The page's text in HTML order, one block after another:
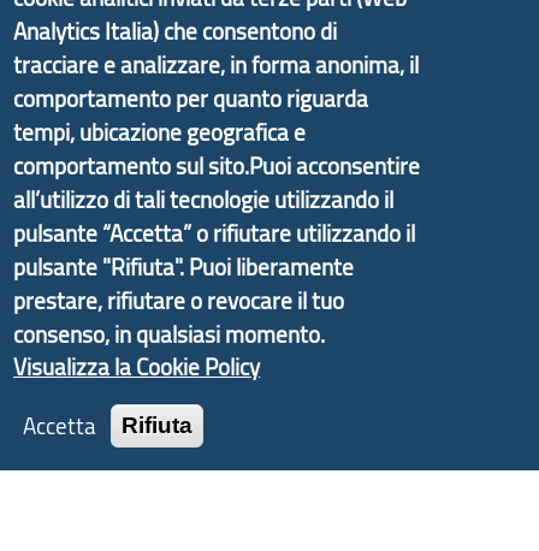
di Genova Città Metropolitana si è sviluppato a
partire dal progetto nazionale Aree Interne
promosso dal Dipartimento per lo Sviluppo
Economico e finalizzato al rilancio socio-economico
delle valli dell’entroterra. In particolare fornisce
informazioni ed aggiornamenti sullaStrategia
d'Area Antola-Tigullio, in collaborazione con Regione
Liguria ed ANCI Liguria.
Copyright © 2017 Città metropolitana di Genova |
CF: 80007350103
Tecnologie e Accessibilità
Analytics Italia) che consentono di
tracciare e analizzare, in forma anonima, il
comportamento per quanto riguarda
tempi, ubicazione geografica e
comportamento sul sito.Puoi acconsentire
all’utilizzo di tali tecnologie utilizzando il
pulsante “Accetta” o rifiutare utilizzando il
pulsante "Rifiuta". Puoi liberamente
prestare, rifiutare o revocare il tuo
consenso, in qualsiasi momento.
Visualizza la Cookie Policy
Accetta
Rifiuta